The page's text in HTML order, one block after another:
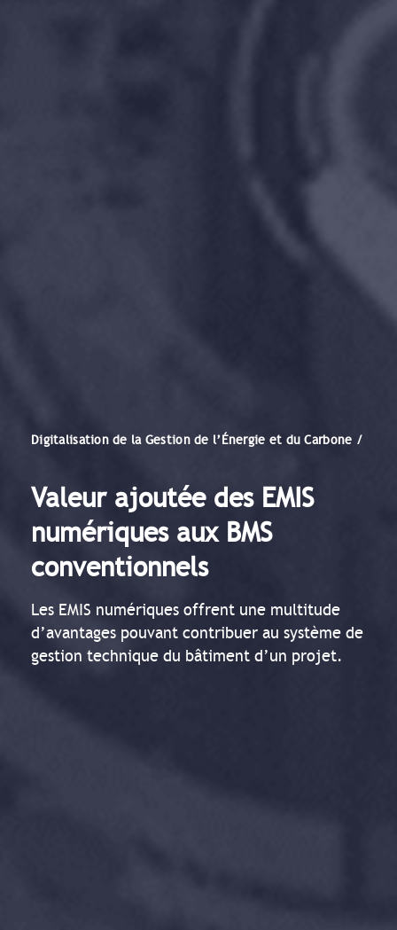
Digitalisation de la Gestion de l’Énergie et du Carbone /
Valeur ajoutée des EMIS
numériques aux BMS
conventionnels
Les EMIS numériques offrent une multitude
d’avantages pouvant contribuer au système de
gestion technique du bâtiment d’un projet.